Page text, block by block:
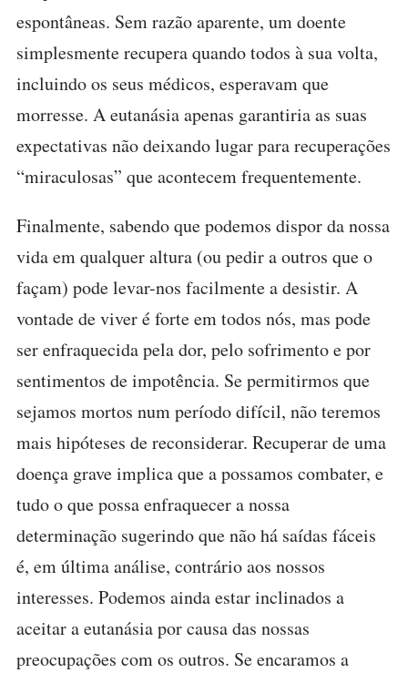
espontâneas. Sem razão aparente, um doente
simplesmente recupera quando todos à sua volta,
incluindo os seus médicos, esperavam que
morresse. A eutanásia apenas garantiria as suas
expectativas não deixando lugar para recuperações
“miraculosas” que acontecem frequentemente.
Finalmente, sabendo que podemos dispor da nossa
vida em qualquer altura (ou pedir a outros que o
façam) pode levar-nos facilmente a desistir. A
vontade de viver é forte em todos nós, mas pode
ser enfraquecida pela dor, pelo sofrimento e por
sentimentos de impotência. Se permitirmos que
sejamos mortos num período difícil, não teremos
mais hipóteses de reconsiderar. Recuperar de uma
doença grave implica que a possamos combater, e
tudo o que possa enfraquecer a nossa
determinação sugerindo que não há saídas fáceis
é, em última análise, contrário aos nossos
interesses. Podemos ainda estar inclinados a
aceitar a eutanásia por causa das nossas
preocupações com os outros. Se encaramos a